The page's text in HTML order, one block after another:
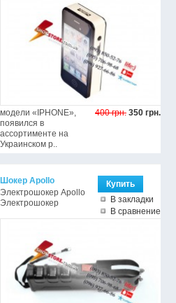
400 грн. 350 грн.
модели «IPHONE»,
появился в
ассортименте на
Украинском р..
В закладки
В сравнение
Шокер Apollo
Электрошокер Apollo
Электрошокер